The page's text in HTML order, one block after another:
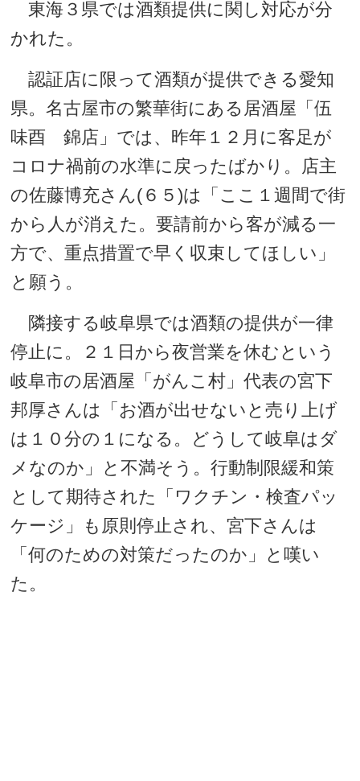
東海３県では酒類提供に関し対応が分
かれた。
認証店に限って酒類が提供できる愛知
県。名古屋市の繁華街にある居酒屋「伍
味酉 錦店」では、昨年１２月に客足が
コロナ禍前の水準に戻ったばかり。店主
の佐藤博充さん(６５)は「ここ１週間で街
から人が消えた。要請前から客が減る一
方で、重点措置で早く収束してほしい」
と願う。
隣接する岐阜県では酒類の提供が一律
停止に。２１日から夜営業を休むという
岐阜市の居酒屋「がんこ村」代表の宮下
邦厚さんは「お酒が出せないと売り上げ
は１０分の１になる。どうして岐阜はダ
メなのか」と不満そう。行動制限緩和策
として期待された「ワクチン・検査パッ
ケージ」も原則停止され、宮下さんは
「何のための対策だったのか」と嘆い
た。